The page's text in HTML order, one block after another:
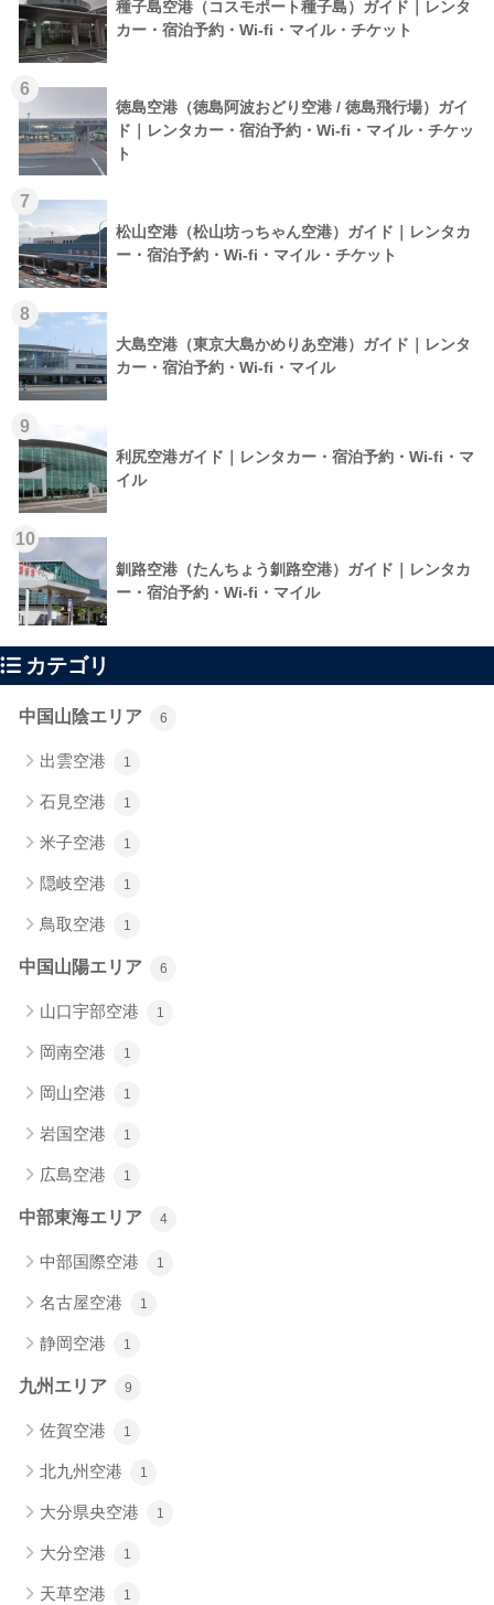
種子島空港（コスモポート種子島）ガイド｜レンタ
カー・宿泊予約・Wi-fi・マイル・チケット
6
徳島空港（徳島阿波おどり空港 / 徳島飛行場）ガイ
ド｜レンタカー・宿泊予約・Wi-fi・マイル・チケッ
ト
7
松山空港（松山坊っちゃん空港）ガイド｜レンタカ
ー・宿泊予約・Wi-fi・マイル・チケット
8
大島空港（東京大島かめりあ空港）ガイド｜レンタ
カー・宿泊予約・Wi-fi・マイル
9
利尻空港ガイド｜レンタカー・宿泊予約・Wi-fi・マ
イル
10
釧路空港（たんちょう釧路空港）ガイド｜レンタカ
ー・宿泊予約・Wi-fi・マイル
カテゴリ
中国山陰エリア 6
出雲空港 1
石見空港 1
米子空港 1
隠岐空港 1
鳥取空港 1
中国山陽エリア 6
山口宇部空港 1
岡南空港 1
岡山空港 1
岩国空港 1
広島空港 1
中部東海エリア 4
中部国際空港 1
名古屋空港 1
静岡空港 1
九州エリア 9
佐賀空港 1
北九州空港 1
大分県央空港 1
大分空港 1
天草空港 1